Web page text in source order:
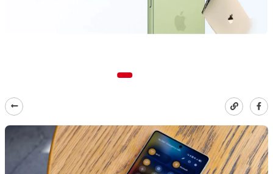
Ốp lưng Apple
Cốc sạc Apple